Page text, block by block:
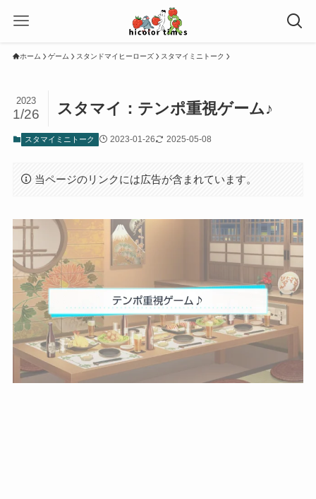
ホーム ゲーム スタンドマイヒーローズ スタマイミニトーク
スタマイ：テンポ重視ゲーム♪
2023
1/26
スタマイミニトーク 2023-01-26 2025-05-08
当ページのリンクには広告が含まれています。